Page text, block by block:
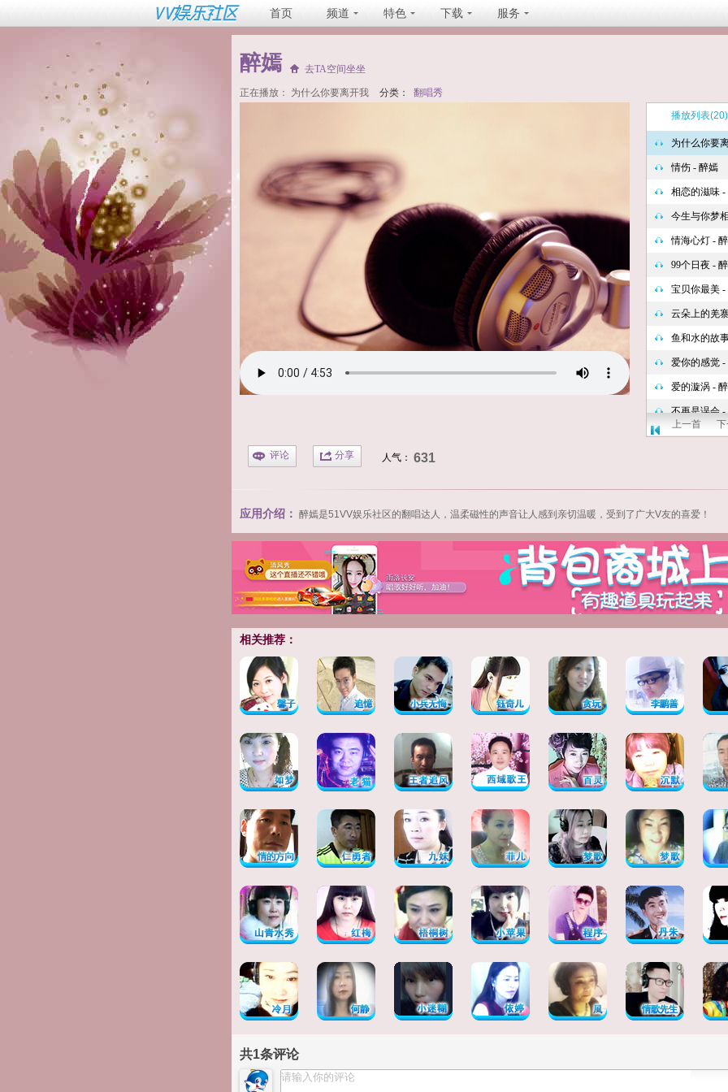
首页 频道 特色 下载 服务
醉嫣 去TA空间坐坐
正在播放： 为什么你要离开我 分类：
翻唱秀
播放列表(20)
上一首
评论 分享 人气： 631
应用介绍： 醉嫣是51VV娱乐社区的翻唱达人，温柔磁性的声音让人感到亲切温暖，受到了广大V友的喜爱！
相关推荐：
共1条评论